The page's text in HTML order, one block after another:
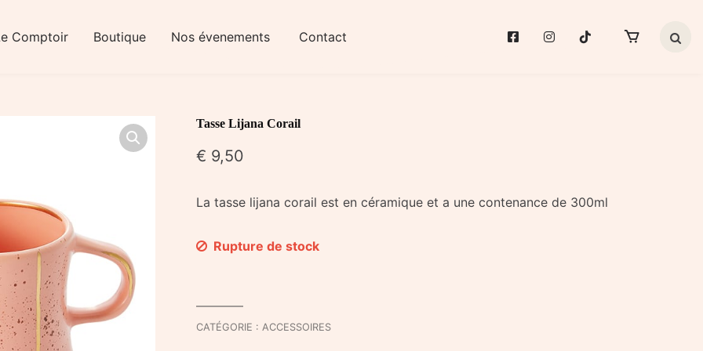
Comptoir Boutique Nos évenements Contact
Tasse Lijana Corail
€ 9,50
La tasse lijana corail est en céramique et a une contenance de 300ml
Rupture de stock
CATÉGORIE :ACCESSOIRES